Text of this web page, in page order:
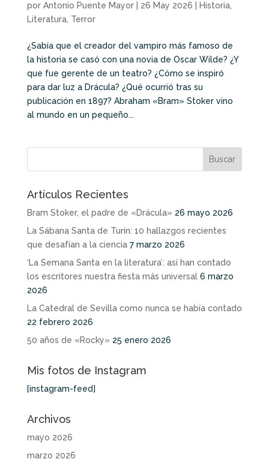
por Antonio Puente Mayor| 26 May 2026 Historia,
Literatura, Terror
¿Sabía que el creador del vampiro más famoso de
la historia se casó con una novia de Oscar Wilde? ¿Y
que fue gerente de un teatro? ¿Cómo se inspiró
para dar luz a Drácula? ¿Qué ocurrió tras su
publicación en 1897? Abraham «Bram» Stoker vino
al mundo en un pequeño...
Artículos Recientes
Bram Stoker, el padre de «Drácula» 26 mayo 2026
La Sábana Santa de Turín: 10 hallazgos recientes
que desafían a la ciencia 7 marzo 2026
‘La Semana Santa en la literatura’: así han contado
los escritores nuestra fiesta más universal 6 marzo
2026
La Catedral de Sevilla como nunca se había contado
22 febrero 2026
50 años de «Rocky» 25 enero 2026
Mis fotos de Instagram
[instagram-feed]
Archivos
mayo 2026
marzo 2026